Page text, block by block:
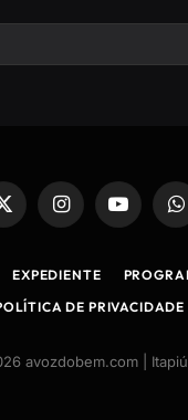
X
InstagramYouTube
EXPEDIENTE
DE PRIVACIDADE
avozdobem.com |